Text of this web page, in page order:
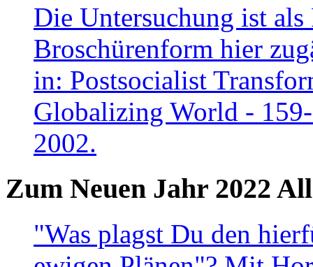
Die Untersuchung ist
Broschürenform hier
in: Postsocialist
Globalizing World -
2002.
Zum Neuen Jahr 2022
"Was plagst Du den